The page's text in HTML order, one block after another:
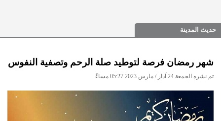
حديث المدينة
شهر رمضان فرصة لتوطيد صلة الرحم وتصفية النفوس
تم نشره الجمعة 24 آذار / مارس 2023 05:27 مساءً